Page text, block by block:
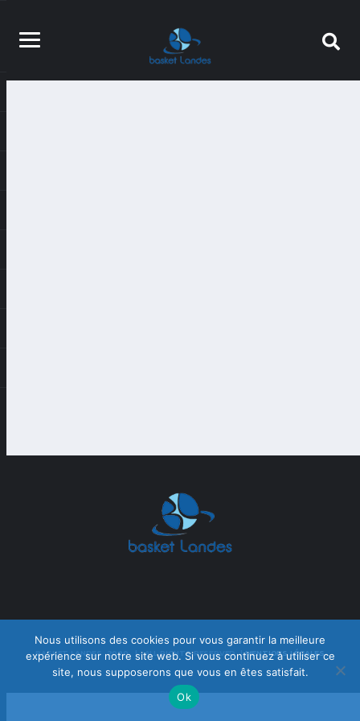
BASKET LANDES 2020 | ALL RIGHTS RESERVED |MENTIONS LÉGALES
Nous utilisons des cookies pour vous garantir la meilleure
expérience sur notre site web. Si vous continuez à utiliser ce
site, nous supposerons que vous en êtes satisfait.
Ok